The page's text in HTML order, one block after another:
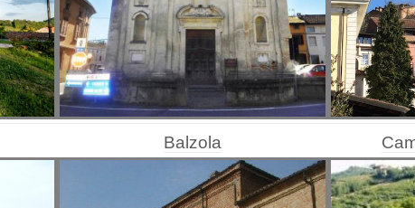
Balzola